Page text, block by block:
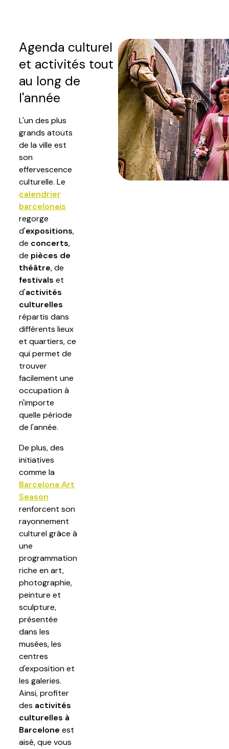
Agenda culturel
et activités tout
au long de
l'année
L'un des plus
grands atouts
de la ville est
son
effervescence
culturelle. Le
calendrier
barcelonais
regorge
d'expositions,
de concerts,
de pièces de
théâtre, de
festivals et
d'activités
culturelles
répartis dans
différents lieux
et quartiers, ce
qui permet de
trouver
facilement une
occupation à
n'importe
quelle période
de l'année.
De plus, des
initiatives
comme la
Barcelona Art
Season
renforcent son
rayonnement
culturel grâce à
une
programmation
riche en art,
photographie,
peinture et
sculpture,
présentée
dans les
musées, les
centres
d'exposition et
les galeries.
Ainsi, profiter
des activités
culturelles à
Barcelone est
aisé, que vous